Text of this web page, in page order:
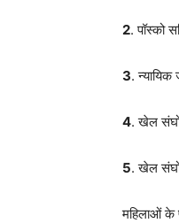
2. पॉस्को
3. न्यायिक
4. खेल संघों
5. खेल संघों
महिलाओं के